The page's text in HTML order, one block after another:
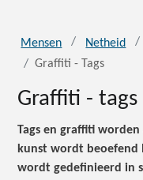
Mensen Netheid
Graffiti - Tags
Graffiti - tags
Tags en graffiti
kunst wordt beoefend
wordt gedefinieerd in